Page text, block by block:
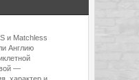
и Matchless
Англию
—